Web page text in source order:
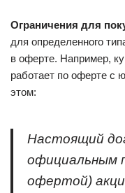
Ограничения для
для определенного
в оферте. Например,
работает по оферте с
этом:
Настоящий
официальным
офертой)